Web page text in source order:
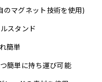
のマグネット技術を使用)
スタンド
簡単
簡単に持ち運び可能